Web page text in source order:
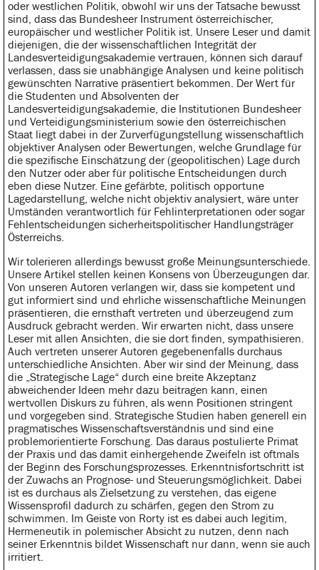
oder westlichen Politik, obwohl wir uns der Tatsache bewusst
sind, dass das Bundesheer Instrument österreichischer,
europäischer und westlicher Politik ist. Unsere Leser und damit
diejenigen, die der wissenschaftlichen Integrität der
Landesverteidigungsakademie vertrauen, können sich darauf
verlassen, dass sie unabhängige Analysen und keine politisch
gewünschten Narrative präsentiert bekommen. Der Wert für
die Studenten und Absolventen der
Landesverteidigungsakademie, die Institutionen Bundesheer
und Verteidigungsministerium sowie den österreichischen
Staat liegt dabei in der Zurverfügungstellung wissenschaftlich
objektiver Analysen oder Bewertungen, welche Grundlage für
die spezifische Einschätzung der (geopolitischen) Lage durch
den Nutzer oder aber für politische Entscheidungen durch
eben diese Nutzer. Eine gefärbte, politisch opportune
Lagedarstellung, welche nicht objektiv analysiert, wäre unter
Umständen verantwortlich für Fehlinterpretationen oder sogar
Fehlentscheidungen sicherheitspolitischer Handlungsträger
Österreichs.
Wir tolerieren allerdings bewusst große Meinungsunterschiede.
Unsere Artikel stellen keinen Konsens von Überzeugungen dar.
Von unseren Autoren verlangen wir, dass sie kompetent und
gut informiert sind und ehrliche wissenschaftliche Meinungen
präsentieren, die ernsthaft vertreten und überzeugend zum
Ausdruck gebracht werden. Wir erwarten nicht, dass unsere
Leser mit allen Ansichten, die sie dort finden, sympathisieren.
Auch vertreten unserer Autoren gegebenenfalls durchaus
unterschiedliche Ansichten. Aber wir sind der Meinung, dass
die „Strategische Lage“ durch eine breite Akzeptanz
abweichender Ideen mehr dazu beitragen kann, einen
wertvollen Diskurs zu führen, als wenn Positionen stringent
und vorgegeben sind. Strategische Studien haben generell ein
pragmatisches Wissenschaftsverständnis und sind eine
problemorientierte Forschung. Das daraus postulierte Primat
der Praxis und das damit einhergehende Zweifeln ist oftmals
der Beginn des Forschungsprozesses. Erkenntnisfortschritt ist
der Zuwachs an Prognose- und Steuerungsmöglichkeit. Dabei
ist es durchaus als Zielsetzung zu verstehen, das eigene
Wissensprofil dadurch zu schärfen, gegen den Strom zu
schwimmen. Im Geiste von Rorty ist es dabei auch legitim,
Hermeneutik in polemischer Absicht zu nutzen, denn nach
seiner Erkenntnis bildet Wissenschaft nur dann, wenn sie auch
irritiert.